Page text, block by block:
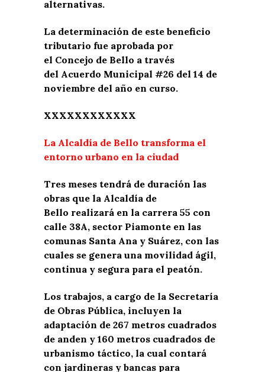
alternativas.
La determinación de este beneficio
tributario fue aprobada por
el Concejo de Bello a través
del Acuerdo Municipal #26 del 14 de
noviembre del año en curso.
XXXXXXXXXXXX
La Alcaldía de Bello transforma el
entorno urbano en la ciudad
Tres meses tendrá de duración las
obras que la Alcaldía de
Bello realizará en la carrera 55 con
calle 38A, sector Piamonte en las
comunas Santa Ana y Suárez, con las
cuales se genera una movilidad ágil,
continua y segura para el peatón.
Los trabajos, a cargo de la Secretaría
de Obras Pública, incluyen la
adaptación de 267 metros cuadrados
de anden y 160 metros cuadrados de
urbanismo táctico, la cual contará
con jardineras y bancas para